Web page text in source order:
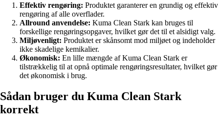
Effektiv rengøring: Produktet garanterer en grundig og effektiv
rengøring af alle overflader.
Allround anvendelse: Kuma Clean Stark kan bruges til
forskellige rengøringsopgaver, hvilket gør det til et alsidigt valg.
Miljøvenligt: Produktet er skånsomt mod miljøet og indeholder
ikke skadelige kemikalier.
Økonomisk: En lille mængde af Kuma Clean Stark er
tilstrækkelig til at opnå optimale rengøringsresultater, hvilket gør
det økonomisk i brug.
Sådan bruger du Kuma Clean Stark
korrekt